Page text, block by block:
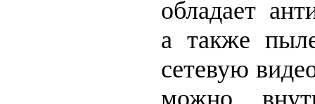
обладает
а также
сетевую
можно